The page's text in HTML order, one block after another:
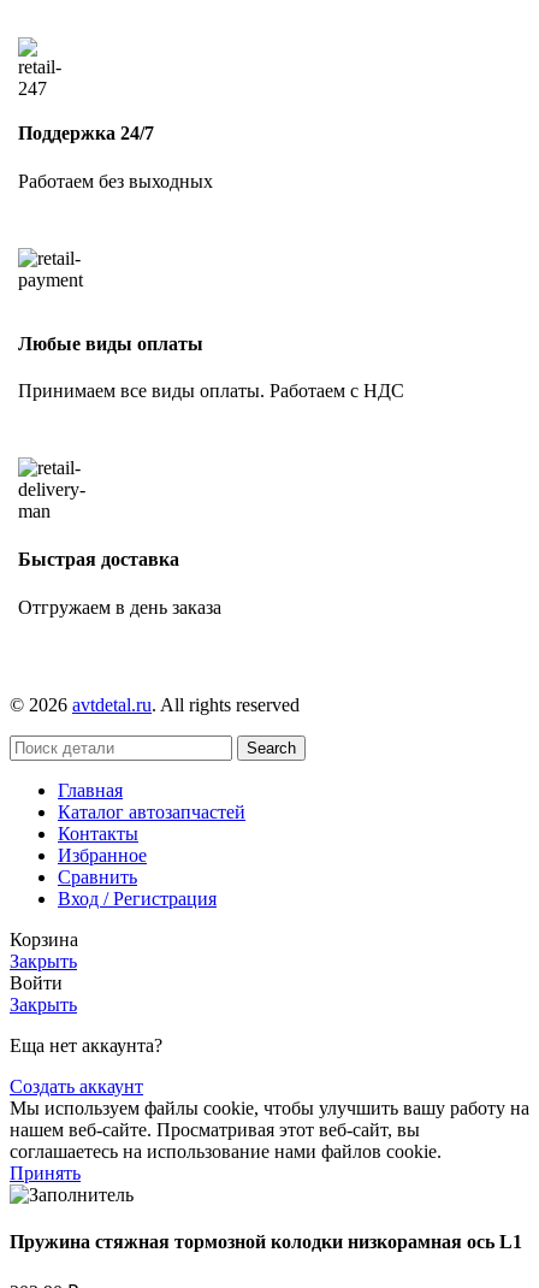
Поддержка 24/7
Работаем без выходных
Любые виды оплаты
Принимаем все виды оплаты. Работаем с НДС
Быстрая доставка
Отгружаем в день заказа
© 2026 avtdetal.ru. All rights reserved
Search
Главная
Каталог автозапчастей
Контакты
Избранное
Сравнить
Вход / Регистрация
Корзина
Закрыть
Войти
Закрыть
Еща нет аккаунта?
Создать аккаунт
Мы используем файлы cookie, чтобы улучшить вашу работу на
нашем веб-сайте. Просматривая этот веб-сайт, вы
соглашаетесь на использование нами файлов cookie.
Принять
Пружина стяжная тормозной колодки низкорамная ось L1